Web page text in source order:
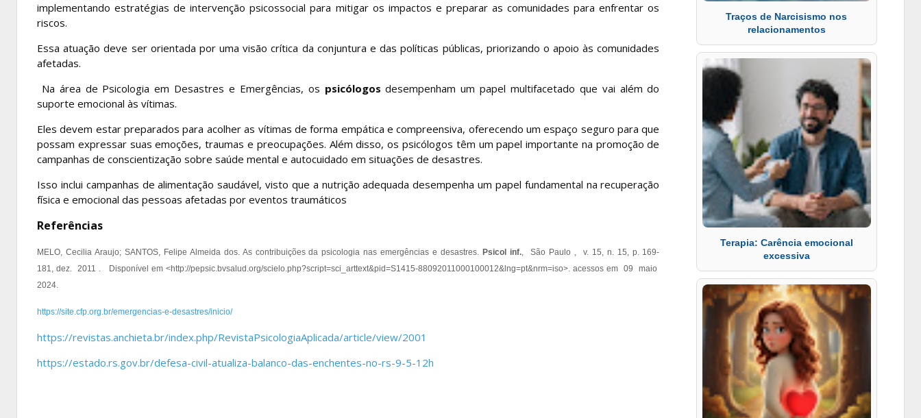
implementando estratégias de intervenção psicossocial para mitigar os impactos e preparar as comunidades para enfrentar os
riscos.
Essa atuação deve ser orientada por uma visão crítica da conjuntura e das políticas públicas, priorizando o apoio às comunidades
afetadas.
Na área de Psicologia em Desastres e Emergências, os psicólogos desempenham um papel multifacetado que vai além do
suporte emocional às vítimas.
Eles devem estar preparados para acolher as vítimas de forma empática e compreensiva, oferecendo um espaço seguro para que
possam expressar suas emoções, traumas e preocupações. Além disso, os psicólogos têm um papel importante na promoção de
campanhas de conscientização sobre saúde mental e autocuidado em situações de desastres.
Isso inclui campanhas de alimentação saudável, visto que a nutrição adequada desempenha um papel fundamental na recuperação
física e emocional das pessoas afetadas por eventos traumáticos
Referências
MELO, Cecilia Araujo; SANTOS, Felipe Almeida dos. As contribuições da psicologia nas emergências e desastres. Psicol inf., São Paulo , v. 15, n. 15, p. 169-
181, dez. 2011 . Disponível em <http://pepsic.bvsalud.org/scielo.php?script=sci_arttext&pid=S1415-88092011000100012&lng=pt&nrm=iso>. acessos em 09 maio
2024.
https://site.cfp.org.br/emergencias-e-desastres/inicio/
https://revistas.anchieta.br/index.php/RevistaPsicologiaAplicada/article/view/2001
https://estado.rs.gov.br/defesa-civil-atualiza-balanco-das-enchentes-no-rs-9-5-12h
Traços de Narcisismo nos
relacionamentos
Terapia: Carência emocional
excessiva